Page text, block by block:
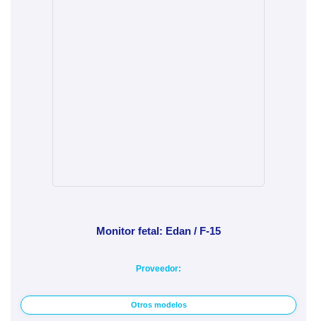
Monitor fetal: Edan / F-15
Proveedor:
Otros modelos